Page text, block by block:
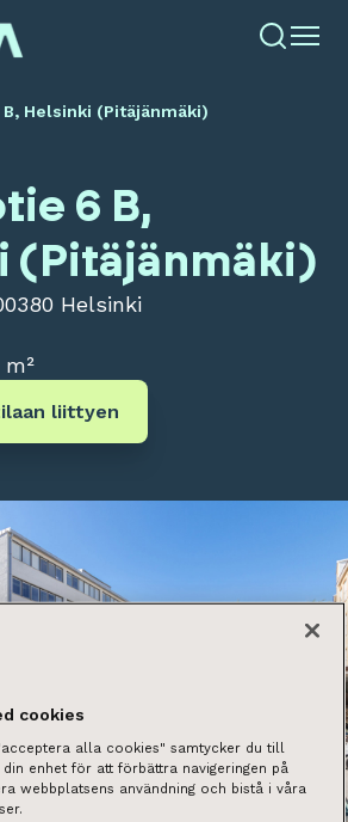
Helsinki (Pitäjänmäki)
6 B,
(Pitäjänmäki)
Helsinki
liittyen
cookies
alla cookies" samtycker du till
enhet för att förbättra navigeringen på
webbplatsens användning och bistå i våra